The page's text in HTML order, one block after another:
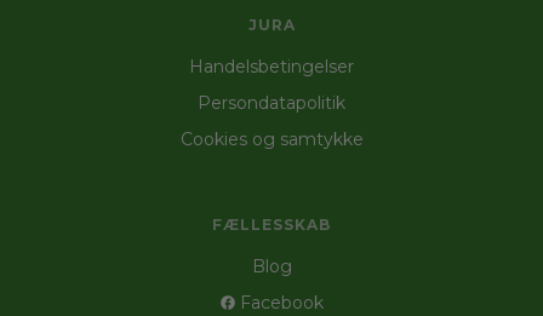
JURA
Handelsbetingelser
Persondatapolitik
Cookies og samtykke
FÆLLESSKAB
Blog
Facebook